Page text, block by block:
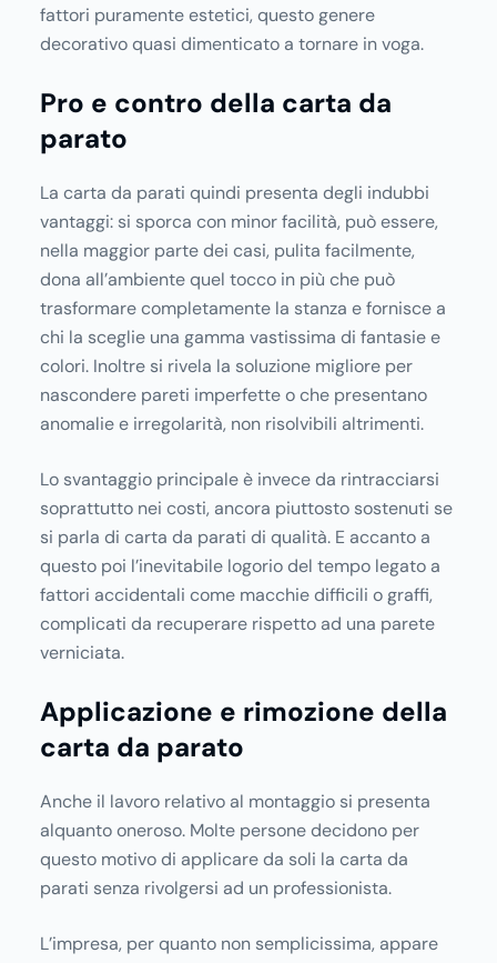
fattori puramente estetici, questo genere
decorativo quasi dimenticato a tornare in voga.
Pro e contro della carta da
parato
La carta da parati quindi presenta degli indubbi
vantaggi: si sporca con minor facilità, può essere,
nella maggior parte dei casi, pulita facilmente,
dona all’ambiente quel tocco in più che può
trasformare completamente la stanza e fornisce a
chi la sceglie una gamma vastissima di fantasie e
colori. Inoltre si rivela la soluzione migliore per
nascondere pareti imperfette o che presentano
anomalie e irregolarità, non risolvibili altrimenti.
Lo svantaggio principale è invece da rintracciarsi
soprattutto nei costi, ancora piuttosto sostenuti se
si parla di carta da parati di qualità. E accanto a
questo poi l’inevitabile logorio del tempo legato a
fattori accidentali come macchie difficili o graffi,
complicati da recuperare rispetto ad una parete
verniciata.
Applicazione e rimozione della
carta da parato
Anche il lavoro relativo al montaggio si presenta
alquanto oneroso. Molte persone decidono per
questo motivo di applicare da soli la carta da
parati senza rivolgersi ad un professionista.
L’impresa, per quanto non semplicissima, appare